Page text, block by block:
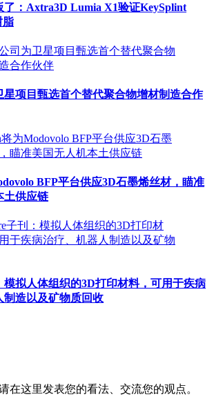
了：Axtra3D Lumia X1验证KeySplint
脂
星项目甄选首个替代聚合物增材制造合作
BFP平台供应3D石墨烯丝材，瞄准
土供应链
模拟人体组织的3D打印材料，可用于疾病
制造以及矿物质回收
在这里发表您的看法、交流您的观点。